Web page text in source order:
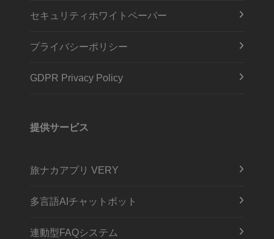
セキュリティホワイトペーパー
プライバシーポリシー
GDPR Privacy Policy
提供サービス
旅ナカアプリ VERY
多言語AIチャットボット
連動型FAQシステム